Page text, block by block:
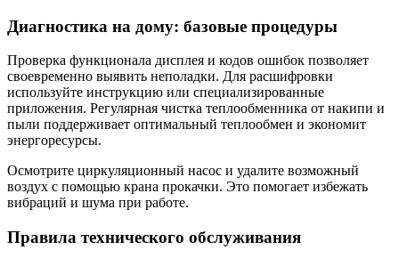
Диагностика на дому: базовые процедуры
Проверка функционала дисплея и кодов ошибок позволяет
своевременно выявить неполадки. Для расшифровки
используйте инструкцию или специализированные
приложения. Регулярная чистка теплообменника от накипи и
пыли поддерживает оптимальный теплообмен и экономит
энергоресурсы.
Осмотрите циркуляционный насос и удалите возможный
воздух с помощью крана прокачки. Это помогает избежать
вибраций и шума при работе.
Правила технического обслуживания